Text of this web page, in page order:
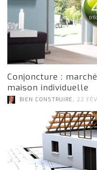
Conjoncture :
maison individuelle
BIEN CONSTRUIRE , 22